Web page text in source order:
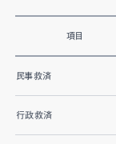
項目
民事救済
行政救済